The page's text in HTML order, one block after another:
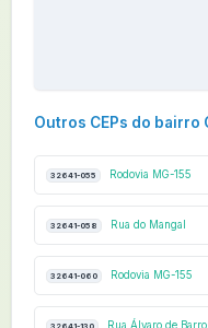
Outros CEPs do bairro
32641-055 Rodovia MG-155
32641-058 Rua do Mangal
32641-060 Rodovia MG-155
Rua Álvaro de